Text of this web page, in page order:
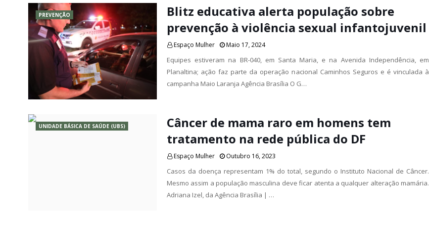
PREVENÇÃO
Blitz educativa alerta população sobre
prevenção à violência sexual infantojuvenil
Espaço Mulher Maio 17, 2024
Equipes estiveram na BR-040, em Santa Maria, e na Avenida Independência, em
Planaltina; ação faz parte da operação nacional Caminhos Seguros e é vinculada à
campanha Maio Laranja Agência Brasília O G…
UNIDADE BÁSICA DE SAÚDE (UBS)
Câncer de mama raro em homens tem
tratamento na rede pública do DF
Espaço Mulher Outubro 16, 2023
Casos da doença representam 1% do total, segundo o Instituto Nacional de Câncer.
Mesmo assim a população masculina deve ficar atenta a qualquer alteração mamária.
Adriana Izel, da Agência Brasília | …